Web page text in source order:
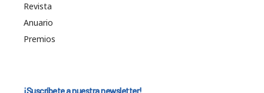
Revista
Anuario
Premios
¡Suscríbete a nuestra newsletter!